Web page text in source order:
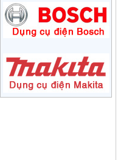
Makita 9558HN
(840W)
Price:1587000VND
GA4040 ( 100mm)
Price:2043000VND